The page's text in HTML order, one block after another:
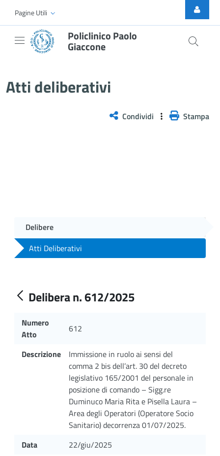
Skip to Main Content
Pagine Utili
Policlinico Paolo
Giaccone
Atti deliberativi
Condividi Stampa
Delibere
Atti Deliberativi
Delibera n. 612/2025
Numero
Atto
612
Descrizione
Immissione in ruolo ai sensi del
comma 2 bis dell’art. 30 del decreto
legislativo 165/2001 del personale in
posizione di comando – Sigg.re
Duminuco Maria Rita e Pisella Laura –
Area degli Operatori (Operatore Socio
Sanitario) decorrenza 01/07/2025.
Data
22/giu/2025